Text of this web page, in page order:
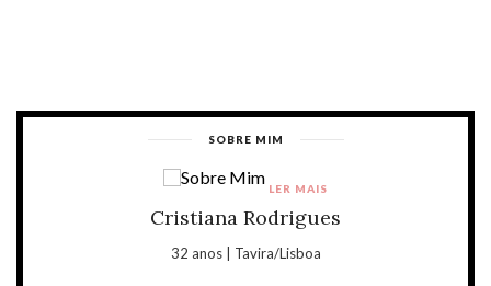
SOBRE MIM
Cristiana Rodrigues
32 anos | Tavira/Lisboa
LER MAIS